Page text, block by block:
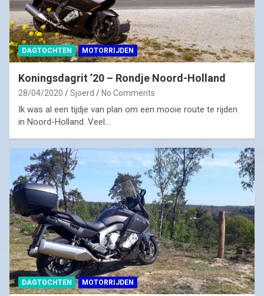
DAGTOCHTEN MOTORRIJDEN
Koningsdagrit ’20 – Rondje Noord-Holland
28/04/2020 Sjoerd No Comments
Ik was al een tijdje van plan om een mooie route te rijden
in Noord-Holland. Veel…
DAGTOCHTEN MOTORRIJDEN